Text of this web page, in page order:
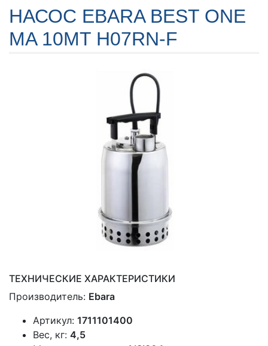
НАСОС EBARA BEST ONE
MA 10MT H07RN-F
ТЕХНИЧЕСКИЕ ХАРАКТЕРИСТИКИ
Производитель: Ebara
Артикул: 1711101400
Вес, кг: 4,5